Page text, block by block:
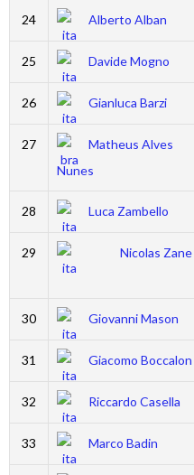
24 Alberto Alban
25 Davide Mogno
26 Gianluca Barzi
27
Matheus Alves
Nunes
28 Luca Zambello
29 Nicolas Zane
30 Giovanni Mason
31 Giacomo Boccalon
32 Riccardo Casella
33 Marco Badin